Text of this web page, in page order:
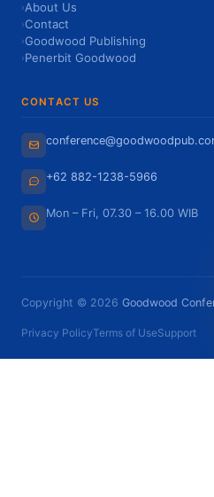
›About Us
›Contact
›Goodwood Publishing
›Penerbit Goodwood
CONTACT US
+62 882-1238-5966
Mon – Fri, 07.30 – 16.00 WIB
Copyright © 2026 Goodwood
Privacy PolicyTerms of UseSupport